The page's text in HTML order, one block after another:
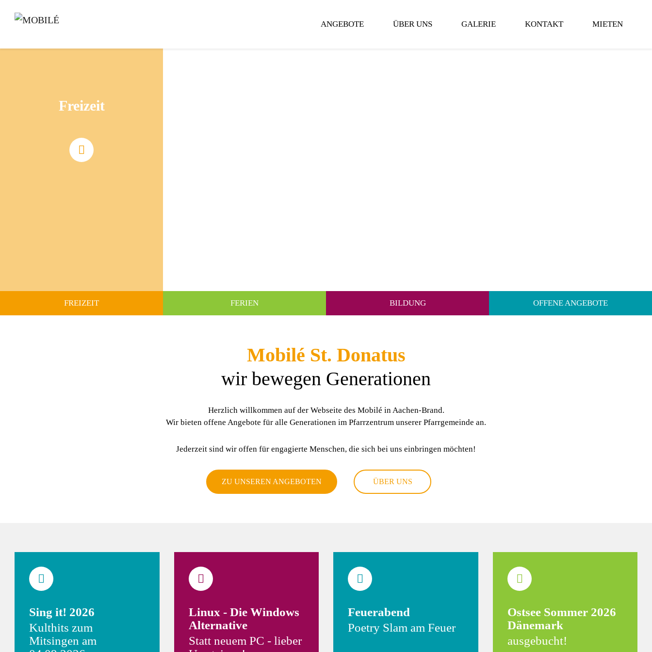
ANGEBOTE ÜBER UNS GALERIE KONTAKT MIETEN
Freizeit
FREIZEIT FERIEN BILDUNG OFFENE ANGEBOTE
Mobilé St. Donatus
wir bewegen Generationen
Herzlich willkommen auf der Webseite des Mobilé in Aachen-Brand.
Wir bieten offene Angebote für alle Generationen im Pfarrzentrum unserer Pfarrgemeinde an.
Jederzeit sind wir offen für engagierte Menschen, die sich bei uns einbringen möchten!
ZU UNSEREN ANGEBOTEN ÜBER UNS
Sing it! 2026
Kulthits zum
Mitsingen am
Linux - Die Windows
Alternative
Statt neuem PC - lieber
Feuerabend
Poetry Slam am Feuer
Ostsee Sommer 2026
Dänemark
ausgebucht!